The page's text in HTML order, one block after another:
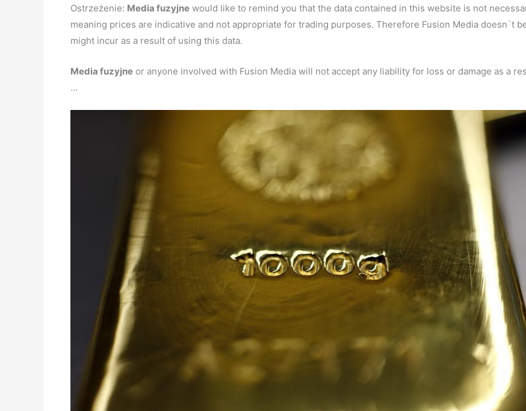
Ostrzeżenie: Media fuzyjne would like to remind you that the data contained in this website is not
meaning prices are indicative and not appropriate for trading purposes. Therefore Fusion Media doesn`t
might incur as a result of using this data.
Media fuzyjne or anyone involved with Fusion Media will not accept any liability for loss or damage as a
…